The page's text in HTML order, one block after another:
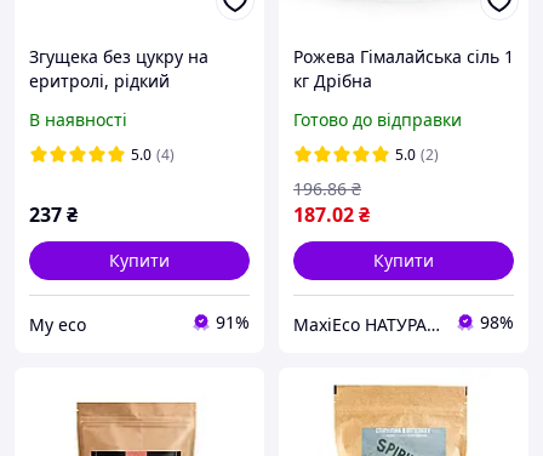
Згущека без цукру на
еритролі, рідкий
В наявності
5.0 (4)
237₴
Купити
Му eco 91%
Рожева Гімалайська сіль 1
кг Дрібна
Готово до відправки
5.0 (2)
187.02₴
196.86 ₴
Купити
MaxiEco НАТУРАЛЬНІ ПРОДУКТИ. ✓ 100% БЕЗ ГМО. Купити еко продукти з доставкою по Україні 98%